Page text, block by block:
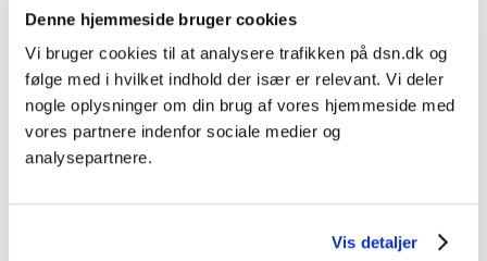
Denne hjemmeside bruger cookies
Vi bruger cookies til at analysere trafikken på dsn.dk og
følge med i hvilket indhold der især er relevant. Vi deler
nogle oplysninger om din brug af vores hjemmeside med
vores partnere indenfor sociale medier og
analysepartnere.
Vis detaljer
Ingen af disse læremidler tilpasser sig dog brugerens
færdigheder og personlige behov, hvilket kan være en
væsentlig læringsbarriere både for begynderen og den
garvede kommasætter. Er man erfaren i at sætte komma, vil
man fx typisk være motiveret for at lære om de mere
udfordrende kommaregler, fx komma ved appositioner
behovet et andet. Her har man typisk brug for at lære lidt